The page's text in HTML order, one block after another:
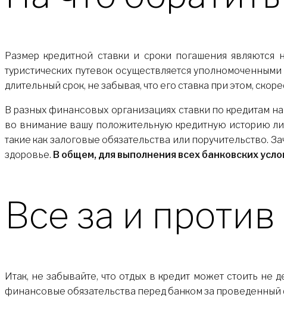
Размер кредитной ставки и сроки погашения
туристических путевок осуществляется
длительный срок, не забывая, что его ставка при этом,
В разных финансовых организациях ставки по кредитам
во внимание вашу положительную кредитную историю
такие как залоговые обязательства или поручительство.
здоровье. В общем, для выполнения всех банковских
Все за и против
Итак, не забывайте, что отдых в кредит может стоить
финансовые обязательства перед банком за проведенный